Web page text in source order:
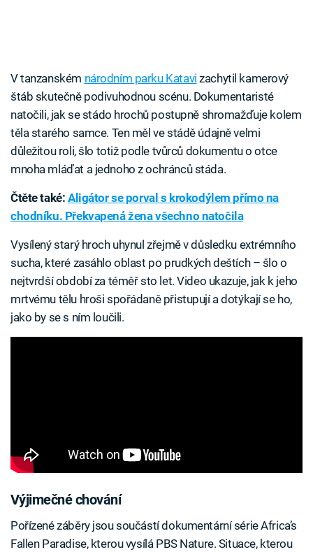
V tanzanském národním parku Katavi zachytil kamerový
štáb skutečně podivuhodnou scénu. Dokumentaristé
natočili, jak se stádo hrochů postupně shromažďuje kolem
těla starého samce. Ten měl ve stádě údajně velmi
důležitou roli, šlo totiž podle tvůrců dokumentu o otce
mnoha mláďat a jednoho z ochránců stáda.
Čtěte také: Aligátor se porval s krokodýlem přímo na
chodníku. Překvapená žena všechno natočila
Vysílený starý hroch uhynul zřejmě v důsledku extrémního
sucha, které zasáhlo oblast po prudkých deštích – šlo o
nejtvrdší období za téměř sto let. Video ukazuje, jak k jeho
mrtvému tělu hroši spořádaně přistupují a dotýkají se ho,
jako by se s ním loučili.
Výjimečné chování
Pořízené záběry jsou součástí dokumentární série Africa’s
Fallen Paradise, kterou vysílá PBS Nature. Situace, kterou